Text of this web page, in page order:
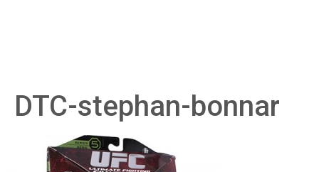
DTC-stephan-bonnar